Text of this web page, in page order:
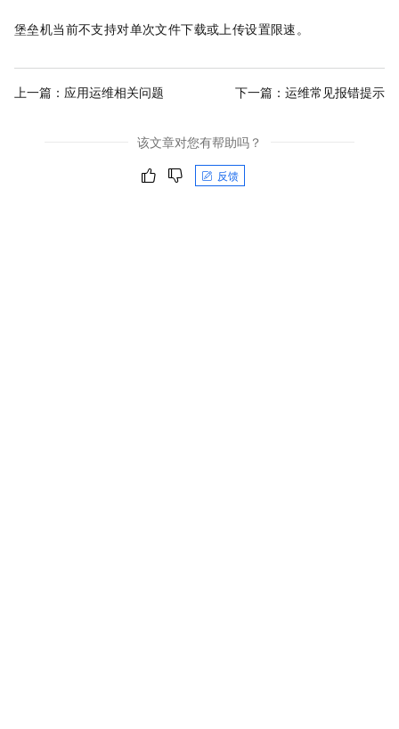
堡垒机当前不支持对单次文件下载或上传设置限速。
上一篇： 应用运维相关问题 下一篇： 运维常见报错提示
该文章对您有帮助吗？
反馈